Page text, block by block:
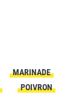
MARINADE
POIVRON